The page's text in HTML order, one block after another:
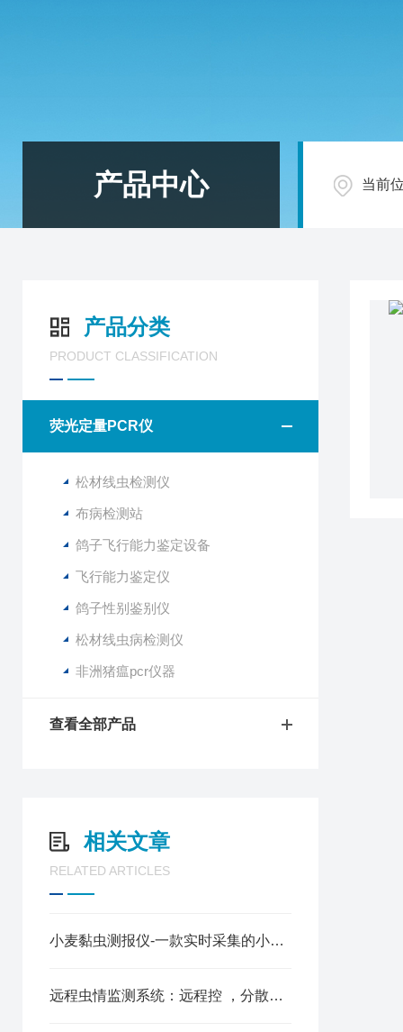
产品中心 当前
产品分类
PRODUCT CLASSIFICATION
荧光定量PCR仪
松材线虫检测仪
布病检测站
鸽子飞行能力鉴定设备
飞行能力鉴定仪
鸽子性别鉴别仪
松材线虫病检测仪
非洲猪瘟pcr仪器
查看全部产品
相关文章
RELATED ARTICLES
小麦黏虫测报仪-一款实时采集的小麦黏虫在线监测系统2024全+境+派+送
远程虫情监测系统：远程控 ，分散地块管理省心力